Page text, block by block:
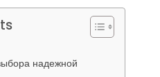
надежной